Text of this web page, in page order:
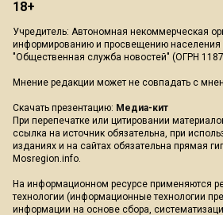
18+
Учредитель: Автономная некоммерческая
информированию и просвещению
"Общественная служба новостей" (ОГРН
Мнение редакции может не совпадать с
Скачать презентацию: Медиа-кит
При перепечатке или цитировании
ссылка на источник обязательна, при
изданиях и на сайтах обязательна прямая
Mosregion.info.
На информационном ресурсе применяются
технологии (информационные технологии
информации на основе сбора,